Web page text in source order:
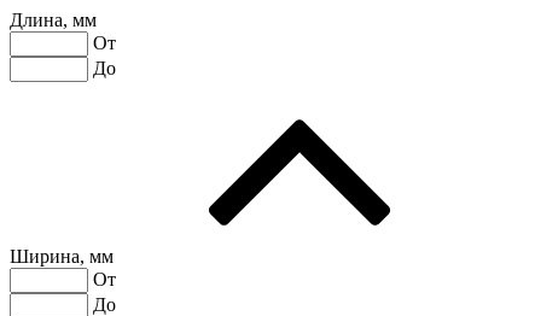
Длина, мм
От
До
Ширина, мм
От
До